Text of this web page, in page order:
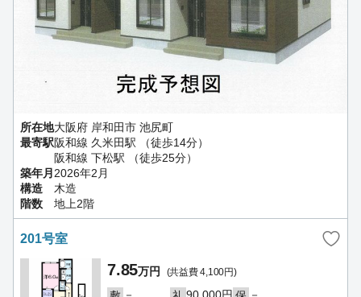
所在地大阪府 岸和田市 池尻町
最寄駅阪和線 久米田駅 （徒歩14分）
阪和線 下松駅 （徒歩25分）
築年月 2026年2月
構造
木造
階数
地上2階
201号室
7.85万円 (共益費 4,100円)